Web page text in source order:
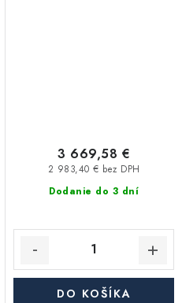
Dodanie do 3 dní
2 983,40 € bez DPH
3 669,58 €
DO KOŠÍKA